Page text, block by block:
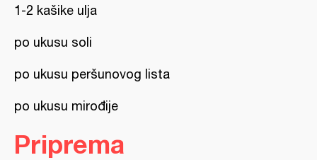
1-2 kašike ulja
po ukusu soli
po ukusu peršunovog lista
po ukusu mirođije
Priprema